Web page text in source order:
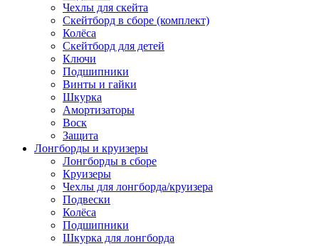
Чехлы для скейта
Скейтборд в сборе (комплект)
Колёса
Скейтборд для детей
Ключи
Подшипники
Винты и гайки
Шкурка
Амортизаторы
Воск
Защита
Лонгборды и круизеры
Лонгборды в сборе
Круизеры
Чехлы для лонгборда/круизера
Подвески
Колёса
Подшипники
Шкурка для лонгборда